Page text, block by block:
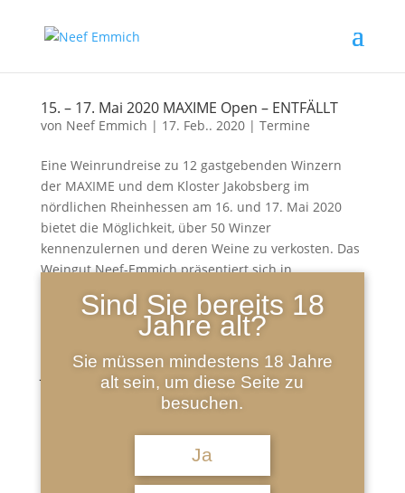
15. – 17. Mai 2020 MAXIME Open – ENTFÄLLT
von Neef Emmich | 17. Feb.. 2020| Termine
Eine Weinrundreise zu 12 gastgebenden Winzern
der MAXIME und dem Kloster Jakobsberg im
nördlichen Rheinhessen am 16. und 17. Mai 2020
bietet die Möglichkeit, über 50 Winzer
kennenzulernen und deren Weine zu verkosten. Das
Weingut Neef-Emmich präsentiert sich in...
Just Wine – 1. Hofheimer Weinmesse
Neef Emmich| 19. Jan.. 2020|Termine
Namhafte Winzer und Weingüter sind an diesen
beiden Tagen vor Ort und präsentieren ihre
Sind Sie bereits 18
Jahre alt?
Sie müssen mindestens 18 Jahre
alt sein, um diese Seite zu
besuchen.
Ja